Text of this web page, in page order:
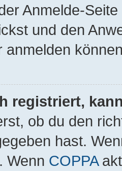
Anmelde-
und den
anmelden
registriert,
ob du den
hast.
Wenn COPPA